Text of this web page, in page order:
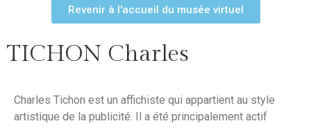
Revenir à l'accueil du musée virtuel
TICHON Charles
Charles Tichon est un affichiste qui appartient au style
artistique de la publicité. Il a été principalement actif